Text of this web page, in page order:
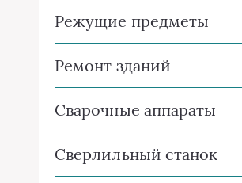
Режущие предметы
Ремонт зданий
Сварочные аппараты
Сверлильный станок